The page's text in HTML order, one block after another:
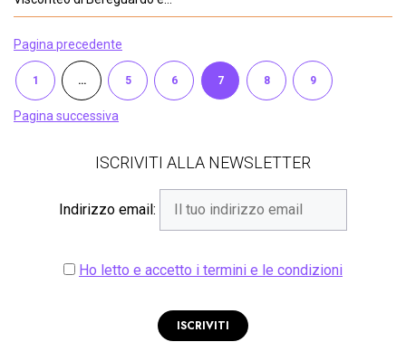
Pagina precedente
1 … 5 6 7 8 9
Pagina successiva
ISCRIVITI ALLA NEWSLETTER
Indirizzo email:
Ho letto e accetto i termini e le condizioni